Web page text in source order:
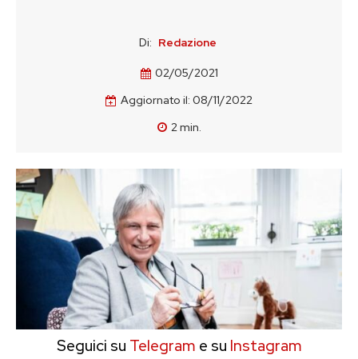
Di: Redazione
02/05/2021
Aggiornato il: 08/11/2022
2min.
Seguici su Telegram e su Instagram